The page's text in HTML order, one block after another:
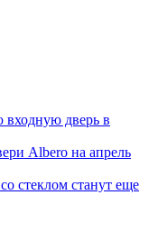
входную дверь в
Albero на апрель
стеклом станут еще